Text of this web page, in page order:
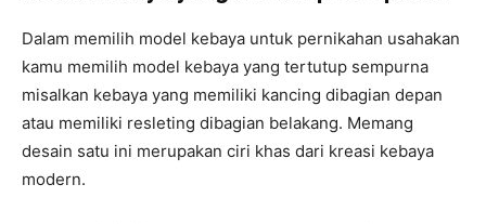
Dalam memilih model kebaya untuk pernikahan usahakan
kamu memilih model kebaya yang tertutup sempurna
misalkan kebaya yang memiliki kancing dibagian depan
atau memiliki resleting dibagian belakang. Memang
desain satu ini merupakan ciri khas dari kreasi kebaya
modern.